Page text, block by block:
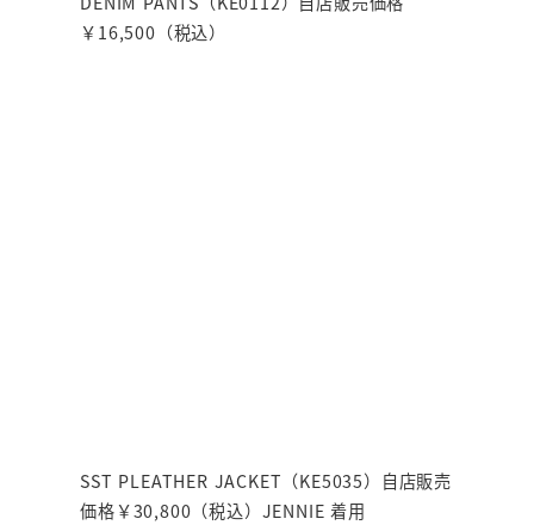
￥16,500（税込）
SST PLEATHER JACKET（KE5035）自店販売
価格￥30,800（税込）JENNIE 着用